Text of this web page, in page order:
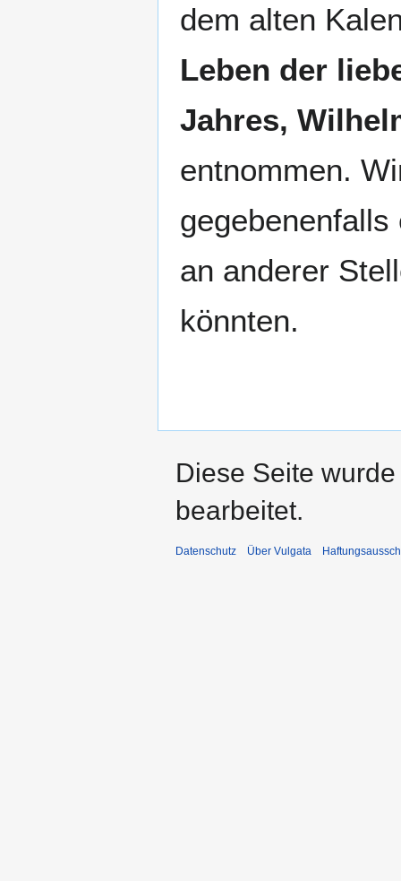
dem alten
Leben der
Jahres,
entnommen.
an anderer
könnten.
Diese Seite
bearbeitet.
Datenschutz Über Vulgata